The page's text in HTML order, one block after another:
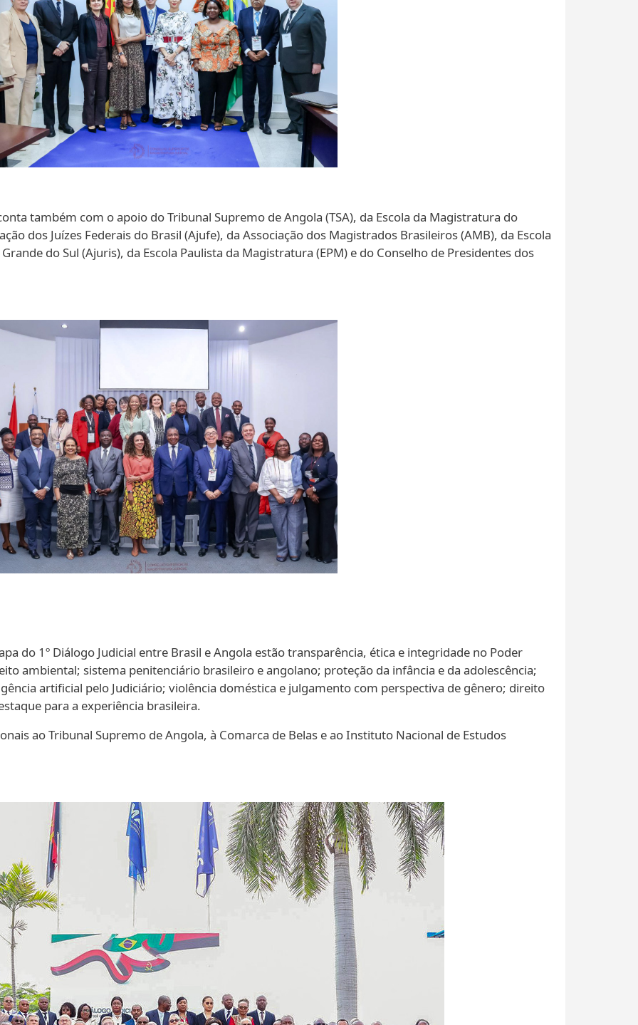
também com o apoio do Tribunal Supremo de Angola (TSA), da Escola da Magistratura do
dos Juízes Federais do Brasil (Ajufe), da Associação dos Magistrados Brasileiros (AMB), da Escola
do Sul (Ajuris), da Escola Paulista da Magistratura (EPM) e do Conselho de Presidentes dos
do 1º Diálogo Judicial entre Brasil e Angola estão transparência, ética e integridade no Poder
ambiental; sistema penitenciário brasileiro e angolano; proteção da infância e da adolescência;
artificial pelo Judiciário; violência doméstica e julgamento com perspectiva de gênero; direito
para a experiência brasileira.
ao Tribunal Supremo de Angola, à Comarca de Belas e ao Instituto Nacional de Estudos